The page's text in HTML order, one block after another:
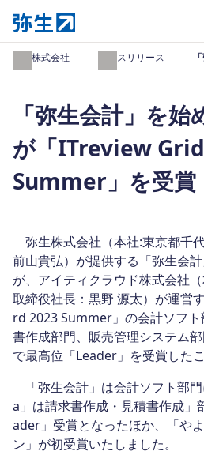
弥生株式会社 プレスリリース
「弥生会計」を
が「ITreview
Summer」を受賞
弥生株式会社（本社:東京都千
前山貴弘）が提供する「弥生会
が、アイティクラウド株式会社
取締役社長：黒野 源太）が運営
rd 2023 Summer」の会計ソフ
書作成部門、販売管理システム
で最高位「Leader」を受賞した
「弥生会計」は会計ソフト部
a」は請求書作成・見積書作成」
ader」受賞となったほか、「や
ン」が初受賞いたしました。